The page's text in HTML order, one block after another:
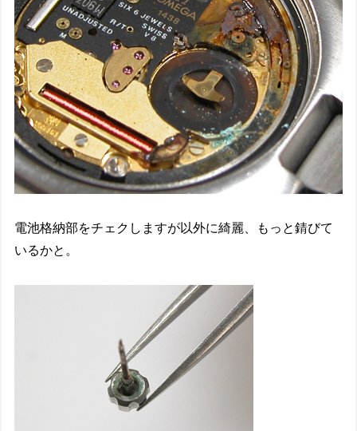
電池格納部をチェクしますが以外に綺麗、もっと錆びて
いるかと。